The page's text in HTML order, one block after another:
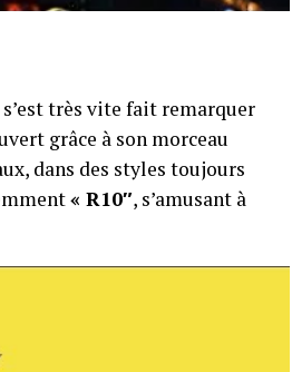
très vite fait remarquer
grâce à son morceau
dans des styles toujours
« R10″, s’amusant à